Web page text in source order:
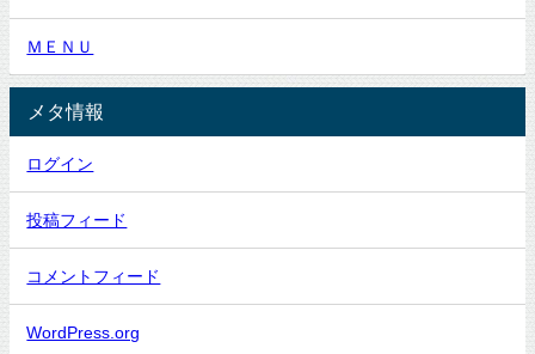
ＭＥＮＵ
メタ情報
ログイン
投稿フィード
コメントフィード
WordPress.org